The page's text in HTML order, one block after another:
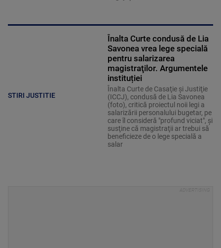
STIRI JUSTITIE
Înalta Curte condusă de Lia
Savonea vrea lege specială
pentru salarizarea
magistraţilor. Argumentele
instituției
Înalta Curte de Casaţie şi Justiţie
(ICCJ), condusă de Lia Savonea
(foto), critică proiectul noii legi a
salarizării personalului bugetar, pe
care îl consideră "profund viciat", şi
susţine că magistraţii ar trebui să
beneficieze de o lege specială a
salar